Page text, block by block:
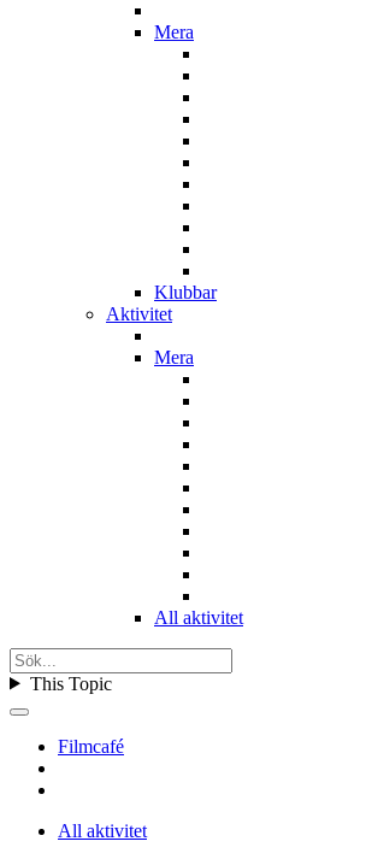
Mera
Klubbar
Aktivitet
Mera
All aktivitet
This Topic
Filmcafé
All aktivitet